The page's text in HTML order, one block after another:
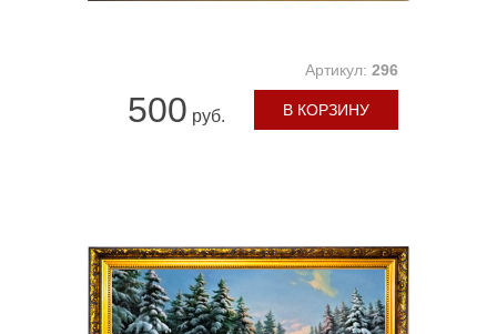
Артикул: 296
500 руб. В КОРЗИНУ